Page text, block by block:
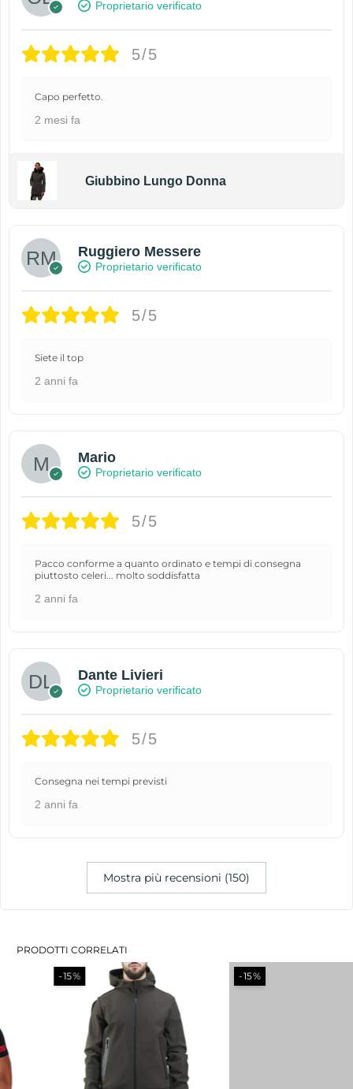
Proprietario verificato
5/5
Capo perfetto.
2 mesi fa
Giubbino Lungo Donna
Ruggiero Messere
Proprietario verificato
5/5
Siete il top
2 anni fa
Mario
Proprietario verificato
5/5
Pacco conforme a quanto ordinato e tempi di consegna
piuttosto celeri... molto soddisfatta
2 anni fa
Dante Livieri
Proprietario verificato
5/5
Consegna nei tempi previsti
2 anni fa
Mostra più recensioni (150)
PRODOTTI CORRELATI